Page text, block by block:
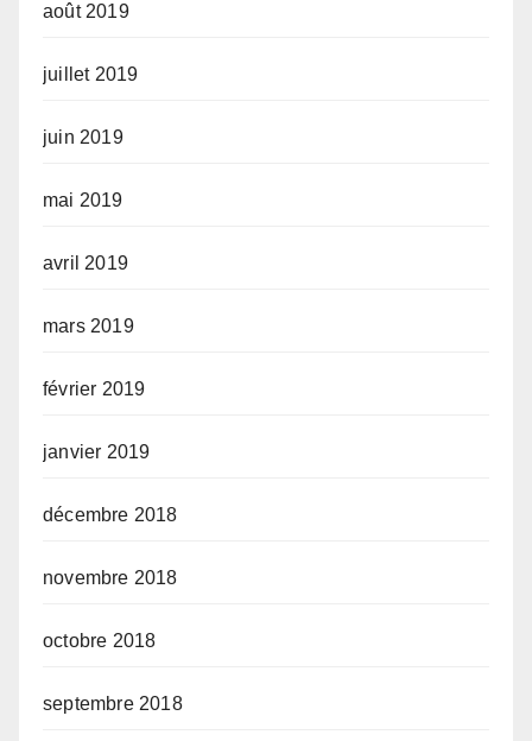
août 2019
juillet 2019
juin 2019
mai 2019
avril 2019
mars 2019
février 2019
janvier 2019
décembre 2018
novembre 2018
octobre 2018
septembre 2018